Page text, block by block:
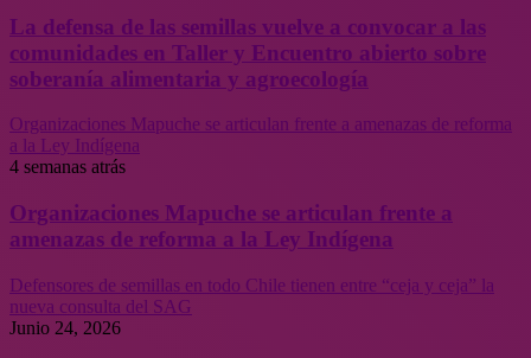
La defensa de las semillas vuelve a convocar a las
comunidades en Taller y Encuentro abierto sobre
soberanía alimentaria y agroecología
Organizaciones Mapuche se articulan frente a amenazas de reforma
a la Ley Indígena
4 semanas atrás
Organizaciones Mapuche se articulan frente a
amenazas de reforma a la Ley Indígena
Defensores de semillas en todo Chile tienen entre “ceja y ceja” la
nueva consulta del SAG
Junio 24, 2026